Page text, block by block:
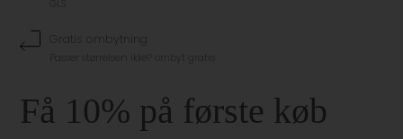
Gratis ombytning
Passer størrelsen ikke? ombyt gratis
Få 10% på første køb